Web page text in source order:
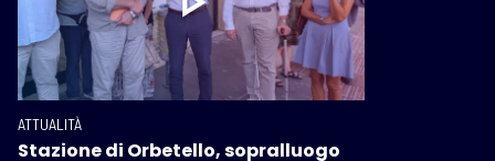
ATTUALITÀ
Stazione di Orbetello, sopralluogo